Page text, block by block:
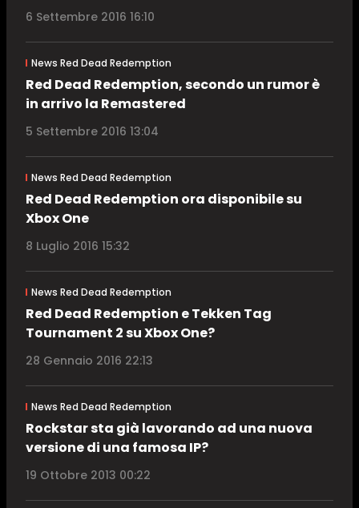
6 Settembre 2016 16:10
News Red Dead Redemption
Red Dead Redemption, secondo un rumor è
in arrivo la Remastered
5 Settembre 2016 13:04
News Red Dead Redemption
Red Dead Redemption ora disponibile su
Xbox One
8 Luglio 2016 15:32
News Red Dead Redemption
Red Dead Redemption e Tekken Tag
Tournament 2 su Xbox One?
28 Gennaio 2016 22:13
News Red Dead Redemption
Rockstar sta già lavorando ad una nuova
versione di una famosa IP?
19 Ottobre 2013 00:22